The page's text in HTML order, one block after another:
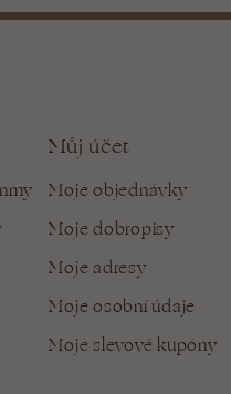
Můj účet
Moje objednávky
Moje dobropisy
Moje adresy
Moje osobní údaje
Moje slevové kupóny